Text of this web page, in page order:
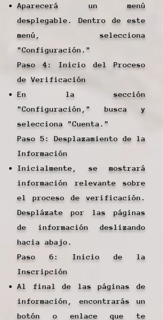
Aparecerá un menú
desplegable. Dentro de este
menú, selecciona
"Configuración."
Paso 4: Inicio del Proceso
de Verificación
En la sección
"Configuración," busca y
selecciona "Cuenta."
Paso 5: Desplazamiento de la
Información
Inicialmente, se mostrará
información relevante sobre
el proceso de verificación.
Desplázate por las páginas
de información deslizando
hacia abajo.
Paso 6: Inicio de la
Inscripción
Al final de las páginas de
información, encontrarás un
botón o enlace que te